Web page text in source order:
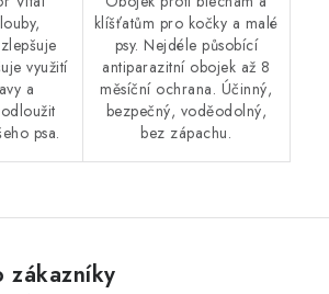
využití
a
psa.
klíšťatům pro kočky a malé
psy. Nejdéle působící
antiparazitní obojek až 8
měsíční ochrana. Účinný,
bezpečný, voděodolný,
bez zápachu.
zákazníky